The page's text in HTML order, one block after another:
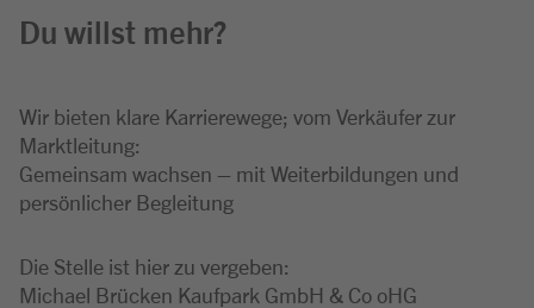
Du willst mehr?
Wir bieten klare Karrierewege; vom Verkäufer zur
Marktleitung:
Gemeinsam wachsen – mit Weiterbildungen und
persönlicher Begleitung
Die Stelle ist hier zu vergeben:
Michael Brücken Kaufpark GmbH & Co oHG